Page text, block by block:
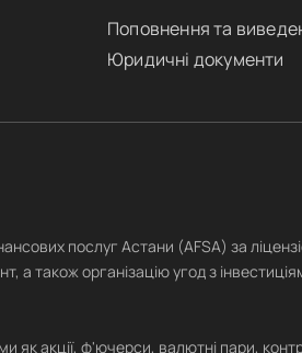
Поповнення та
Юридичні документи
послуг Астани (AFSA) за
а також організацію угод з
акції, ф'ючерси, валютні пари,